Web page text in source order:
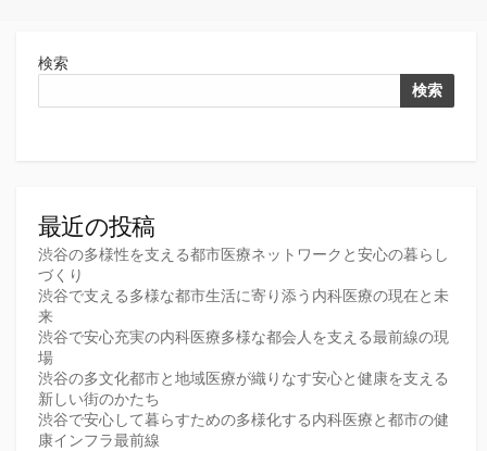
検索
検索
最近の投稿
渋谷の多様性を支える都市医療ネットワークと安心の暮らし
づくり
渋谷で支える多様な都市生活に寄り添う内科医療の現在と未
来
渋谷で安心充実の内科医療多様な都会人を支える最前線の現
場
渋谷の多文化都市と地域医療が織りなす安心と健康を支える
新しい街のかたち
渋谷で安心して暮らすための多様化する内科医療と都市の健
康インフラ最前線